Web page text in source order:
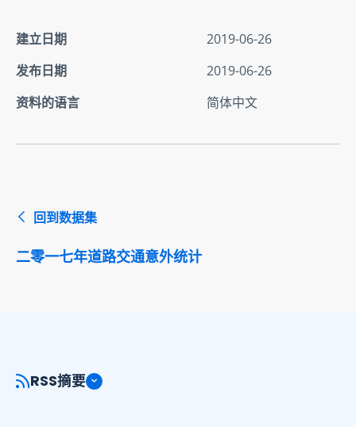
建立日期
2019-06-26
发布日期
2019-06-26
资料的语言
简体中文
回到数据集
二零一七年道路交通意外统计
RSS摘要